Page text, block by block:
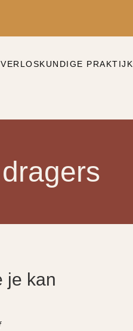
VERLOSKUNDIGE PRAKTIJK
je kan